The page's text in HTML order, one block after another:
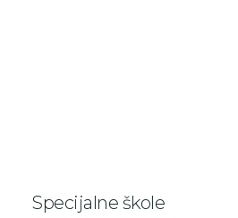
Specijalne škole